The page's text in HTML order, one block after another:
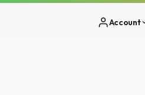
Account